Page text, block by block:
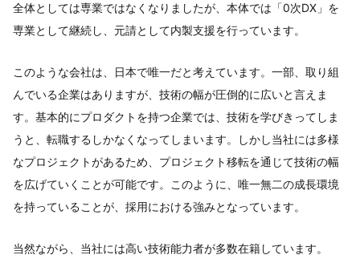
全体としては専業ではなくなりましたが、本体では「0次DX」を
専業として継続し、元請として内製支援を行っています。
このような会社は、日本で唯一だと考えています。一部、取り組
んでいる企業はありますが、技術の幅が圧倒的に広いと言えま
す。基本的にプロダクトを持つ企業では、技術を学びきってしま
うと、転職するしかなくなってしまいます。しかし当社には多様
なプロジェクトがあるため、プロジェクト移転を通じて技術の幅
を広げていくことが可能です。このように、唯一無二の成長環境
を持っていることが、採用における強みとなっています。
当然ながら、当社には高い技術能力者が多数在籍しています。